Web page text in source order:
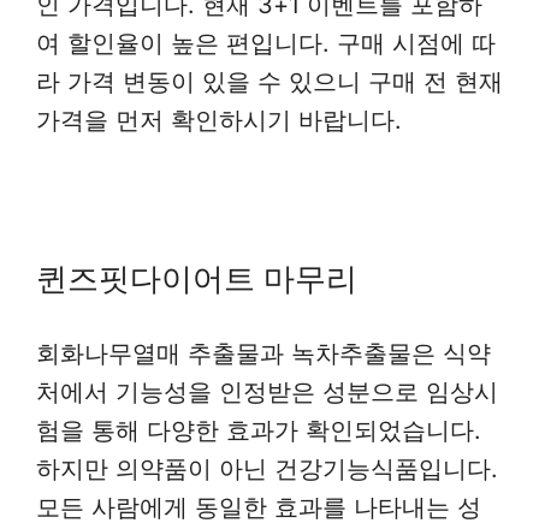
여 할인율이 높은 편입니다. 구매 시점에 따
라 가격 변동이 있을 수 있으니 구매 전 현재
가격을 먼저 확인하시기 바랍니다.
퀸즈핏다이어트 마무리
회화나무열매 추출물과 녹차추출물은 식약
처에서 기능성을 인정받은 성분으로 임상시
험을 통해 다양한 효과가 확인되었습니다.
하지만 의약품이 아닌 건강기능식품입니다.
모든 사람에게 동일한 효과를 나타내는 성